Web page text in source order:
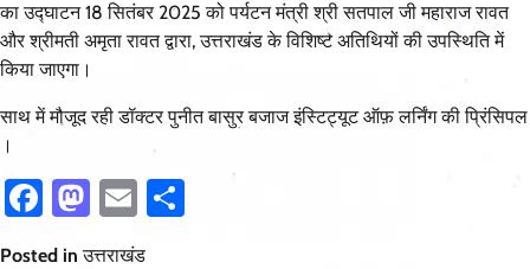
का उद्घाटन 18 सितंबर 2025 को पर्यटन मंत्री श्री सतपाल जी महाराज रावत
और श्रीमती अमृता रावत द्वारा, उत्तराखंड के विशिष्ट अतिथियों की उपस्थिति में
किया जाएगा।
साथ में मौजूद रही डॉक्टर पुनीत बासुर बजाज इंस्टिट्यूट ऑफ़ लर्निंग की प्रिंसिपल
।
Facebook
Mastodon
Email
Posted inउत्तराखंड